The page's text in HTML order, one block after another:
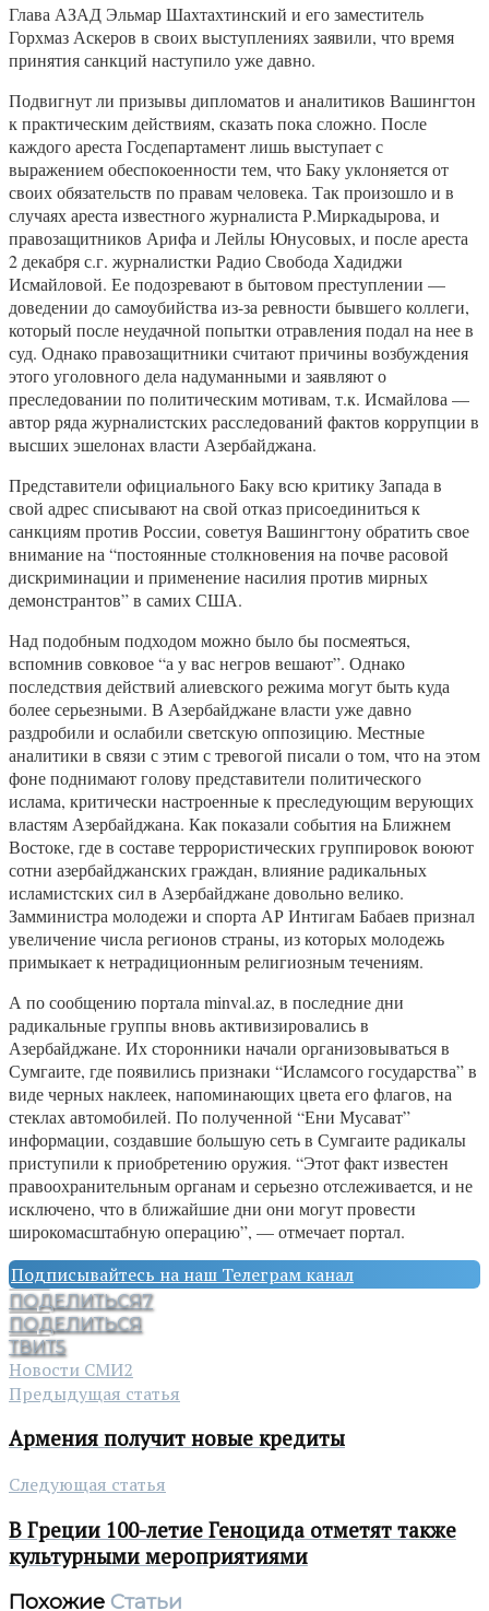
Глава АЗАД Эльмар Шахтахтинский и его заместитель
Горхмаз Аскеров в своих выступлениях заявили, что время
принятия санкций наступило уже давно.
Подвигнут ли призывы дипломатов и аналитиков Вашингтон
к практическим действиям, сказать пока сложно. После
каждого ареста Госдепартамент лишь выступает с
выражением обеспокоенности тем, что Баку уклоняется от
своих обязательств по правам человека. Так произошло и в
случаях ареста известного журналиста Р.Миркадырова, и
правозащитников Арифа и Лейлы Юнусовых, и после ареста
2 декабря с.г. журналистки Радио Свобода Хадиджи
Исмайловой. Ее подозревают в бытовом преступлении —
доведении до самоубийства из-за ревности бывшего коллеги,
который после неудачной попытки отравления подал на нее в
суд. Однако правозащитники считают причины возбуждения
этого уголовного дела надуманными и заявляют о
преследовании по политическим мотивам, т.к. Исмайлова —
автор ряда журналистских расследований фактов коррупции в
высших эшелонах власти Азербайджана.
Представители официального Баку всю критику Запада в
свой адрес списывают на свой отказ присоединиться к
санкциям против России, советуя Вашингтону обратить свое
внимание на “постоянные столкновения на почве расовой
дискриминации и применение насилия против мирных
демонстрантов” в самих США.
Над подобным подходом можно было бы посмеяться,
вспомнив совковое “а у вас негров вешают”. Однако
последствия действий алиевского режима могут быть куда
более серьезными. В Азербайджане власти уже давно
раздробили и ослабили светскую оппозицию. Местные
аналитики в связи с этим с тревогой писали о том, что на этом
фоне поднимают голову представители политического
ислама, критически настроенные к преследующим верующих
властям Азербайджана. Как показали события на Ближнем
Востоке, где в составе террористических группировок воюют
сотни азербайджанских граждан, влияние радикальных
исламистских сил в Азербайджане довольно велико.
Замминистра молодежи и спорта АР Интигам Бабаев признал
увеличение числа регионов страны, из которых молодежь
примыкает к нетрадиционным религиозным течениям.
А по сообщению портала minval.az, в последние дни
радикальные группы вновь активизировались в
Азербайджане. Их сторонники начали организовываться в
Сумгаите, где появились признаки “Исламсого государства” в
виде черных наклеек, напоминающих цвета его флагов, на
стеклах автомобилей. По полученной “Ени Мусават”
информации, создавшие большую сеть в Сумгаите радикалы
приступили к приобретению оружия. “Этот факт известен
правоохранительным органам и серьезно отслеживается, и не
исключено, что в ближайшие дни они могут провести
широкомасштабную операцию”, — отмечает портал.
Подписывайтесь на наш Телеграм канал
ПОДЕЛИТЬСЯ7
ПОДЕЛИТЬСЯ
ТВИТ5
Новости СМИ2
Предыдущая статья
Армения получит новые кредиты
Следующая статья
В Греции 100-летие Геноцида отметят также
культурными мероприятиями
Похожие Статьи